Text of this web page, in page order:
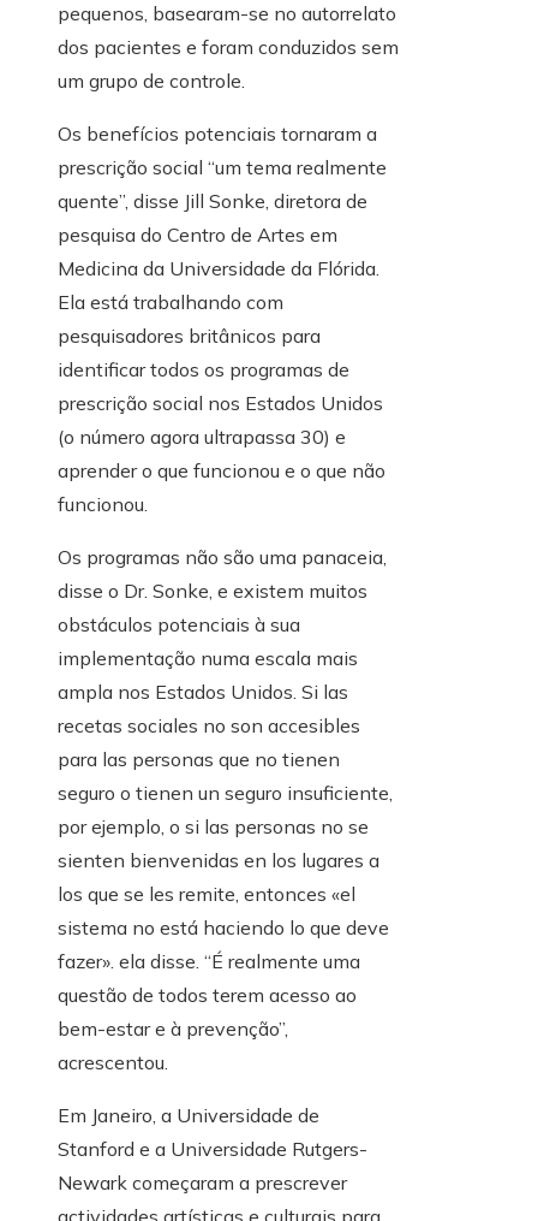
pequenos, basearam-se no autorrelato
dos pacientes e foram conduzidos sem
um grupo de controle.
Os benefícios potenciais tornaram a
prescrição social “um tema realmente
quente”, disse Jill Sonke, diretora de
pesquisa do Centro de Artes em
Medicina da Universidade da Flórida.
Ela está trabalhando com
pesquisadores britânicos para
identificar todos os programas de
prescrição social nos Estados Unidos
(o número agora ultrapassa 30) e
aprender o que funcionou e o que não
funcionou.
Os programas não são uma panaceia,
disse o Dr. Sonke, e existem muitos
obstáculos potenciais à sua
implementação numa escala mais
ampla nos Estados Unidos. Si las
recetas sociales no son accesibles
para las personas que no tienen
seguro o tienen un seguro insuficiente,
por ejemplo, o si las personas no se
sienten bienvenidas en los lugares a
los que se les remite, entonces «el
sistema no está haciendo lo que deve
fazer». ela disse. “É realmente uma
questão de todos terem acesso ao
bem-estar e à prevenção”,
acrescentou.
Em Janeiro, a Universidade de
Stanford e a Universidade Rutgers-
Newark começaram a prescrever